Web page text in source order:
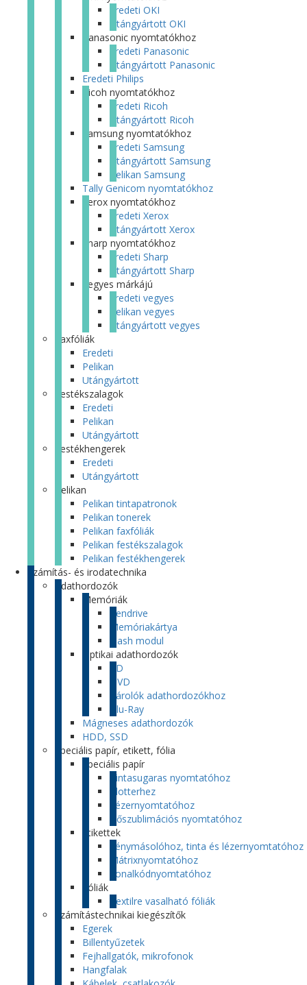
Eredeti OKI
Utángyártott OKI
Panasonic nyomtatókhoz
Eredeti Panasonic
Utángyártott Panasonic
Eredeti Philips
Ricoh nyomtatókhoz
Eredeti Ricoh
Utángyártott Ricoh
Samsung nyomtatókhoz
Eredeti Samsung
Utángyártott Samsung
Pelikan Samsung
Tally Genicom nyomtatókhoz
Xerox nyomtatókhoz
Eredeti Xerox
Utángyártott Xerox
Sharp nyomtatókhoz
Eredeti Sharp
Utángyártott Sharp
Vegyes márkájú
Eredeti vegyes
Pelikan vegyes
Utángyártott vegyes
Faxfóliák
Eredeti
Pelikan
Utángyártott
Festékszalagok
Eredeti
Pelikan
Utángyártott
Festékhengerek
Eredeti
Utángyártott
Pelikan
Pelikan tintapatronok
Pelikan tonerek
Pelikan faxfóliák
Pelikan festékszalagok
Pelikan festékhengerek
Számítás- és irodatechnika
Adathordozók
Memóriák
Pendrive
Memóriakártya
Flash modul
Optikai adathordozók
CD
DVD
Tárolók adathordozókhoz
Blu-Ray
Mágneses adathordozók
HDD, SSD
Speciális papír, etikett, fólia
Speciális papír
Tintasugaras nyomtatóhoz
Plotterhez
Lézernyomtatóhoz
Hőszublimációs nyomtatóhoz
Etikettek
Fénymásolóhoz, tinta és lézernyomtatóhoz
Mátrixnyomtatóhoz
Vonalkódnyomtatóhoz
Fóliák
Textilre vasalható fóliák
Számítástechnikai kiegészítők
Egerek
Billentyűzetek
Fejhallgatók, mikrofonok
Hangfalak